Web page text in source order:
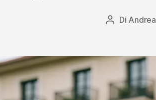
Autore
Di